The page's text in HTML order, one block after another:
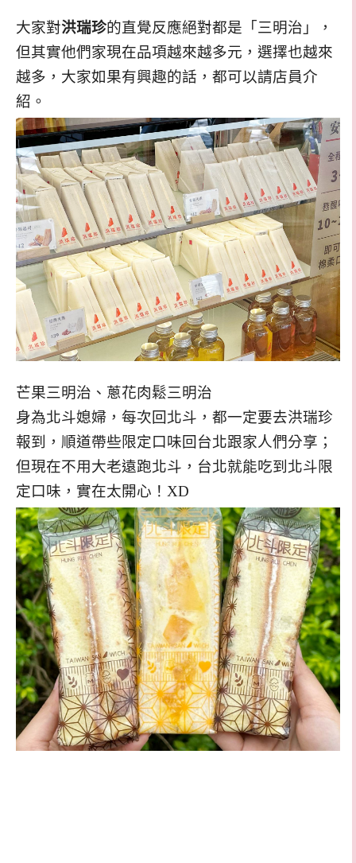
大家對洪瑞珍的直覺反應絕對都是「三明治」，
但其實他們家現在品項越來越多元，選擇也越來
越多，大家如果有興趣的話，都可以請店員介
紹。
芒果三明治、蔥花肉鬆三明治
身為北斗媳婦，每次回北斗，都一定要去洪瑞珍
報到，順道帶些限定口味回台北跟家人們分享；
但現在不用大老遠跑北斗，台北就能吃到北斗限
定口味，實在太開心！XD